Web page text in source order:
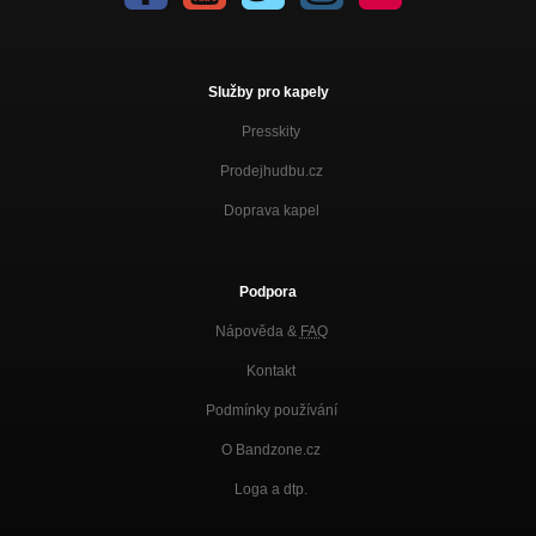
Služby pro kapely
Presskity
Prodejhudbu.cz
Doprava kapel
Podpora
Nápověda & FAQ
Kontakt
Podmínky používání
O Bandzone.cz
Loga a dtp.